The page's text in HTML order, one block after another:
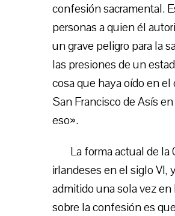
confesión sacramental.
personas a quien él
un grave peligro para la
las presiones de un
cosa que haya oído en
San Francisco de Asís
eso».
La forma actual de
irlandeses en el siglo VI,
admitido una sola vez
sobre la confesión es